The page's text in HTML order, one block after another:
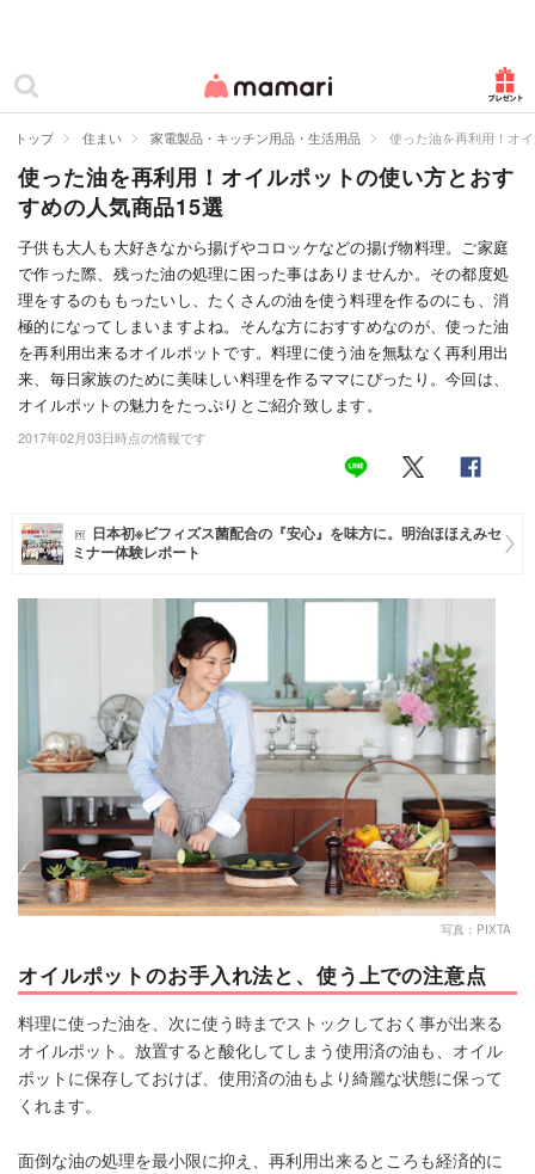
ママリ
カテゴリー一覧
妊娠
出産
赤ちゃん・育児
子育て・家族
病院
住まい
トレンド・イベント
トップ 住まい 家電製品・キッチン用品・生活用品 使った油を再利用！オ
使った油を再利用！オイルポットの使い方とおす
すめの人気商品15選
子供も大人も大好きなから揚げやコロッケなどの揚げ物料理。ご家庭
で作った際、残った油の処理に困った事はありませんか。その都度処
理をするのももったいし、たくさんの油を使う料理を作るのにも、消
極的になってしまいますよね。そんな方におすすめなのが、使った油
を再利用出来るオイルポットです。料理に使う油を無駄なく再利用出
来、毎日家族のために美味しい料理を作るママにぴったり。今回は、
オイルポットの魅力をたっぷりとご紹介致します。
2017年02月03日時点の情報です
日本初※ビフィズス菌配合の『安心』を味方に。明治ほほえみセ
ミナー体験レポート
写真：PIXTA
オイルポットのお手入れ法と、使う上での注意点
料理に使った油を、次に使う時までストックしておく事が出来る
オイルポット。放置すると酸化してしまう使用済の油も、オイル
ポットに保存しておけば、使用済の油もより綺麗な状態に保って
くれます。
面倒な油の処理を最小限に抑え、再利用出来るところも経済的に